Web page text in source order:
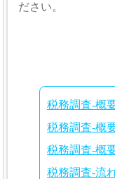
ださい。
税務調査-概
税務調査-概
税務調査-概
税務調査-流